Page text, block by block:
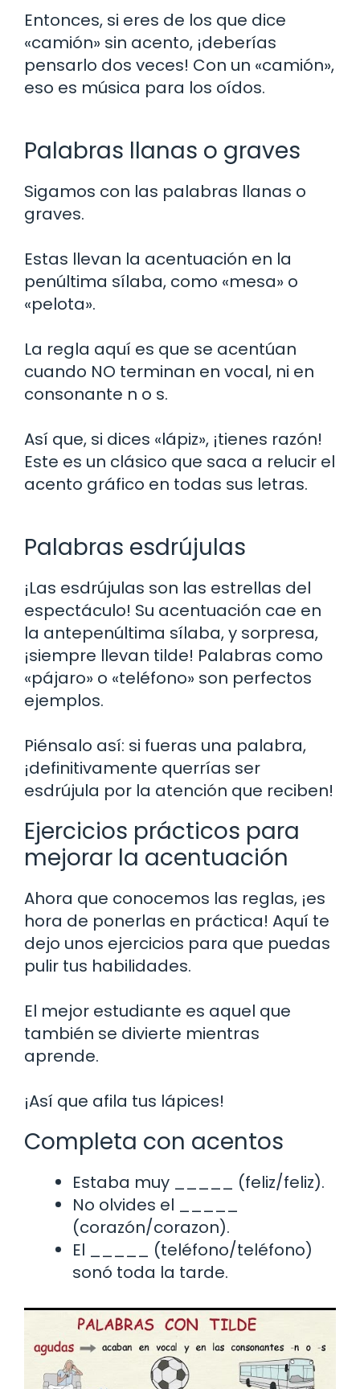
Entonces, si eres de los que dice
«camión» sin acento, ¡deberías
pensarlo dos veces! Con un «camión»,
eso es música para los oídos.
Palabras llanas o graves
Sigamos con las palabras llanas o
graves.
Estas llevan la acentuación en la
penúltima sílaba, como «mesa» o
«pelota».
La regla aquí es que se acentúan
cuando NO terminan en vocal, ni en
consonante n o s.
Así que, si dices «lápiz», ¡tienes razón!
Este es un clásico que saca a relucir el
acento gráfico en todas sus letras.
Palabras esdrújulas
¡Las esdrújulas son las estrellas del
espectáculo! Su acentuación cae en
la antepenúltima sílaba, y sorpresa,
¡siempre llevan tilde! Palabras como
«pájaro» o «teléfono» son perfectos
ejemplos.
Piénsalo así: si fueras una palabra,
¡definitivamente querrías ser
esdrújula por la atención que reciben!
Ejercicios prácticos para
mejorar la acentuación
Ahora que conocemos las reglas, ¡es
hora de ponerlas en práctica! Aquí te
dejo unos ejercicios para que puedas
pulir tus habilidades.
El mejor estudiante es aquel que
también se divierte mientras
aprende.
¡Así que afila tus lápices!
Completa con acentos
Estaba muy _____ (feliz/feliz).
No olvides el _____
(corazón/corazon).
El _____ (teléfono/teléfono)
sonó toda la tarde.